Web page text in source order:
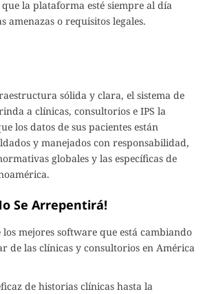
la plataforma esté siempre al día
amenazas o requisitos legales.
sólida y clara, el sistema de
a clínicas, consultorios e IPS la
los datos de sus pacientes están
y manejados con responsabilidad,
globales y las específicas de
Se Arrepentirá!
los mejores software que está cambiando
de las clínicas y consultorios en América
de historias clínicas hasta la